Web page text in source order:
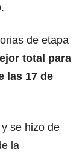
de etapa
total para
las 17 de
se hizo de
la